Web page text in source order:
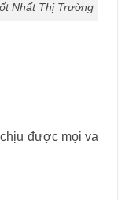
Nhất Thị Trường
được mọi va